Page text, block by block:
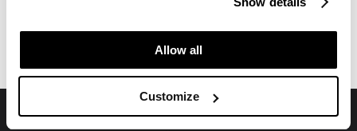
which purposes we may process your data. You can
manage your “Details” selection in your browser at any
Allow all
Customize
Ocene Zemljevid